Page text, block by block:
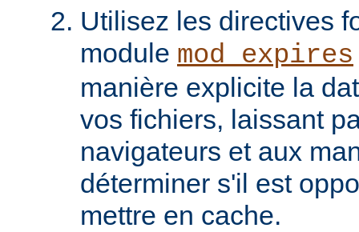
Utilisez les directives
module mod_expires
manière explicite la
vos fichiers, laissant
navigateurs et aux
déterminer s'il est
mettre en cache.